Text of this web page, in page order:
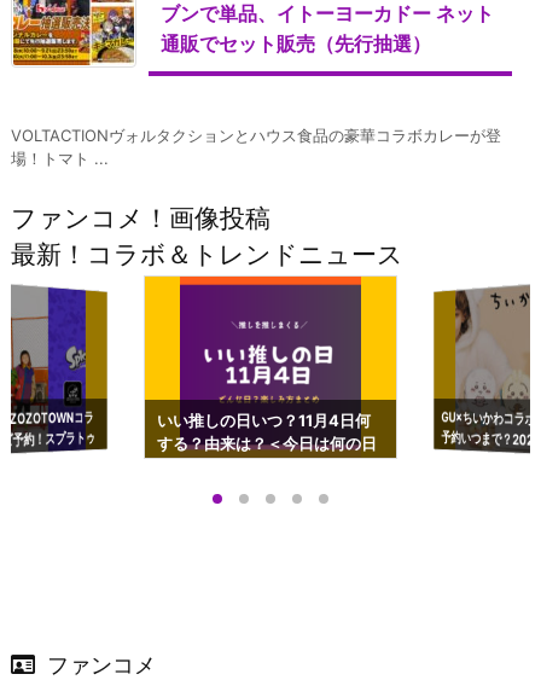
ブンで単品、イトーヨーカドー ネット
通販でセット販売（先行抽選）
VOLTACTIONヴォルタクションとハウス食品の豪華コラボカレーが登
場！トマト ...
ファンコメ！画像投稿
最新！コラボ＆トレンドニュース
コラ
予約！スプラトゥ
ップも渋谷Hz
いい推しの日いつ？11月4日何
する？由来は？＜今日は何の日
GU×ちいかわコラ
予約いつまで？
ーチやショルダー
ファンコメ